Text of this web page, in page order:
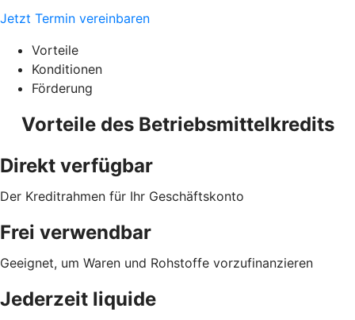
Jetzt Termin vereinbaren
Vorteile
Konditionen
Förderung
Vorteile des Betriebsmittelkredits
Direkt verfügbar
Der Kreditrahmen für Ihr Geschäftskonto
Frei verwendbar
Geeignet, um Waren und Rohstoffe vorzufinanzieren
Jederzeit liquide